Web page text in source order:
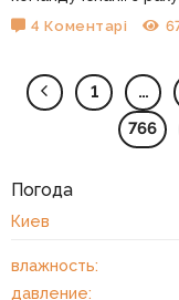
4 Коментарі
1 …
766
Погода
Киев
влажность:
давление: